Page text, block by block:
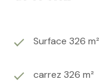
Surface 326 m²
carrez 326 m²